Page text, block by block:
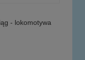
- lokomotywa